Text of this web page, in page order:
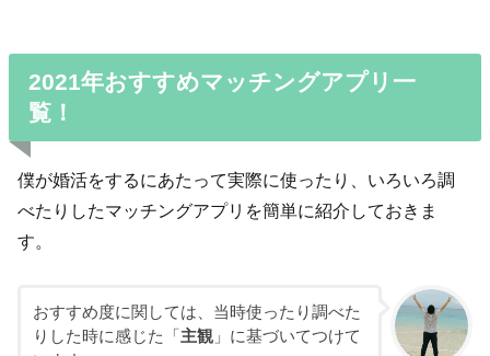
2021年おすすめマッチングアプリ一
覧！
僕が婚活をするにあたって実際に使ったり、いろいろ調
べたりしたマッチングアプリを簡単に紹介しておきま
す。
おすすめ度に関しては、当時使ったり調べた
りした時に感じた「 主観」に基づいてつけて